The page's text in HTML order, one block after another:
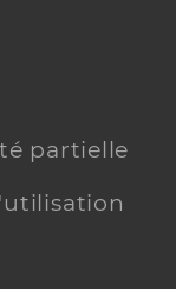
partielle